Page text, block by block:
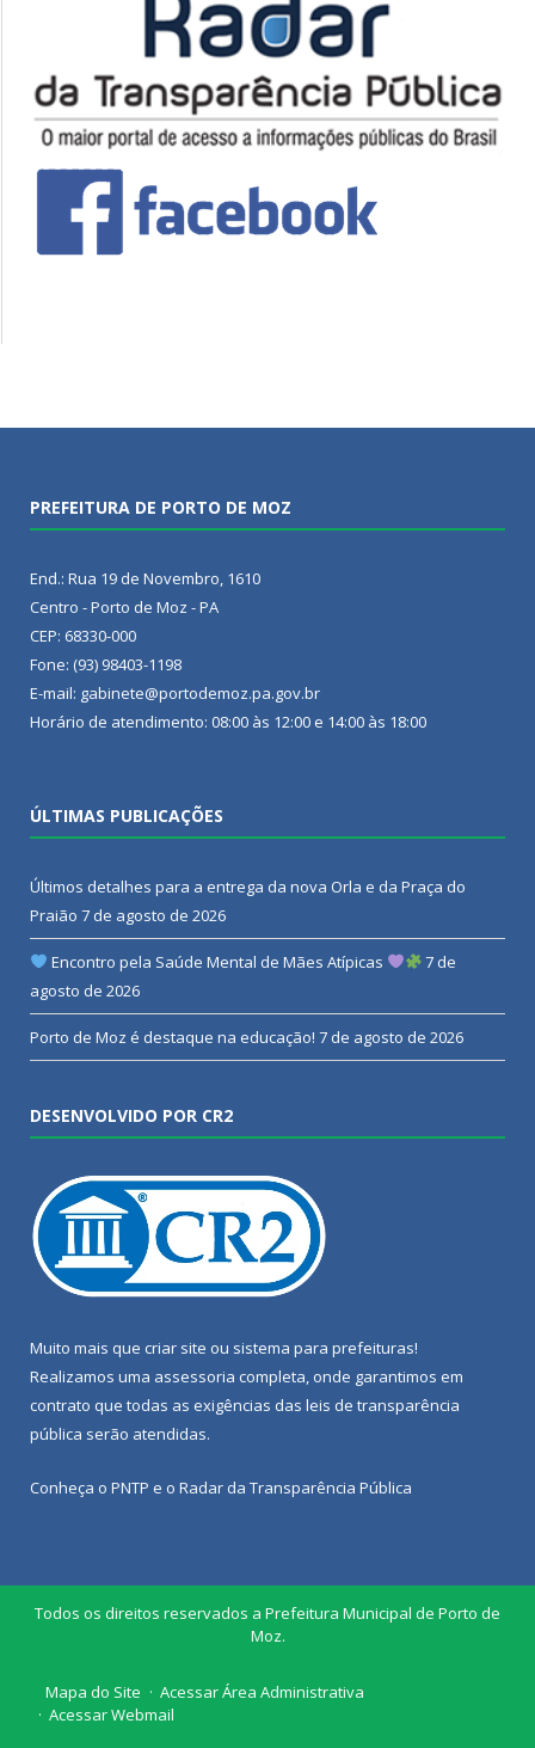
PREFEITURA DE PORTO DE MOZ
End.: Rua 19 de Novembro, 1610
Centro - Porto de Moz - PA
CEP: 68330-000
Fone: (93) 98403-1198
E-mail: gabinete@portodemoz.pa.gov.br
Horário de atendimento: 08:00 às 12:00 e 14:00 às 18:00
ÚLTIMAS PUBLICAÇÕES
Últimos detalhes para a entrega da nova Orla e da Praça do
Praião 7 de agosto de 2026
Encontro pela Saúde Mental de Mães Atípicas
7 de
agosto de 2026
Porto de Moz é destaque na educação! 7 de agosto de 2026
DESENVOLVIDO POR CR2
Muito mais que criar site ou sistema para prefeituras!
Realizamos uma assessoria completa, onde garantimos em
contrato que todas as exigências das leis de transparência
pública serão atendidas.
Conheça o PNTP e o Radar da Transparência Pública
Todos os direitos reservados a Prefeitura Municipal de Porto de
Moz.
Mapa do Site
Acessar Área Administrativa
Acessar Webmail